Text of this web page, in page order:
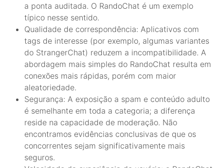
a ponta auditada. O RandoChat é um exemplo
típico nesse sentido.
Qualidade de correspondência: Aplicativos com
tags de interesse (por exemplo, algumas variantes
do StrangerChat) reduzem a incompatibilidade. A
abordagem mais simples do RandoChat resulta em
conexões mais rápidas, porém com maior
aleatoriedade.
Segurança: A exposição a spam e conteúdo adulto
é semelhante em toda a categoria; a diferença
reside na capacidade de moderação. Não
encontramos evidências conclusivas de que os
concorrentes sejam significativamente mais
seguros.